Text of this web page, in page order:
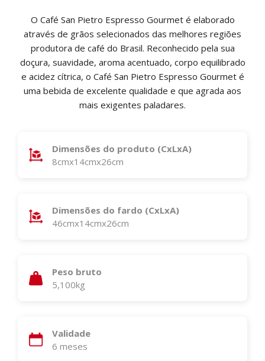
O Café San Pietro Espresso Gourmet é elaborado
através de grãos selecionados das melhores regiões
produtora de café do Brasil. Reconhecido pela sua
doçura, suavidade, aroma acentuado, corpo equilibrado
e acidez cítrica, o Café San Pietro Espresso Gourmet é
uma bebida de excelente qualidade e que agrada aos
mais exigentes paladares.
Dimensões do produto (CxLxA)
8cmx14cmx26cm
Dimensões do fardo (CxLxA)
46cmx14cmx26cm
Peso bruto
5,100kg
Validade
6 meses